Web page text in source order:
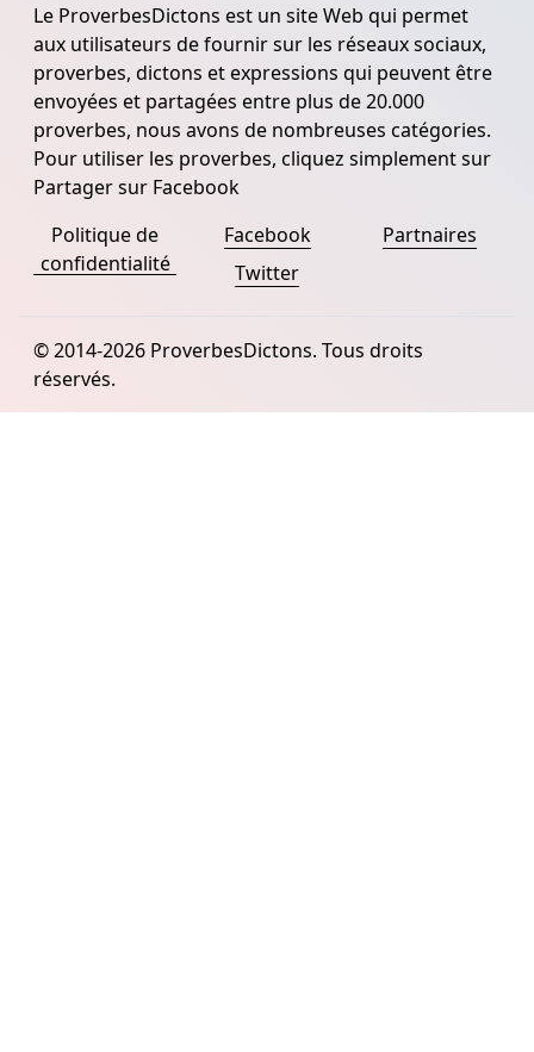
Le ProverbesDictons est un site Web qui permet
aux utilisateurs de fournir sur les réseaux sociaux,
proverbes, dictons et expressions qui peuvent être
envoyées et partagées entre plus de 20.000
proverbes, nous avons de nombreuses catégories.
Pour utiliser les proverbes, cliquez simplement sur
Partager sur Facebook
Politique de
confidentialité
Facebook
Twitter
Partnaires
© 2014-2026 ProverbesDictons. Tous droits
réservés.